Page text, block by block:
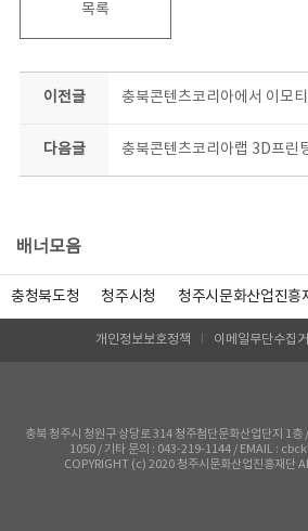
목록
이전글 충북콘텐츠코리아에서 이모
다음글 충북콘텐츠코리아랩 3D프린
배너모음
충청북도청 청주시청 청주시문화산업진흥
개인정보보호정책 이메일무단수집
충북 청주시 청원구 상당로 314 청주첨단문화산업단지 1
1050 / 기타 문의 : 043-219-1144 / EMAIL :
COPYRIGHT (c) 2020 청주시문화산업진흥재단